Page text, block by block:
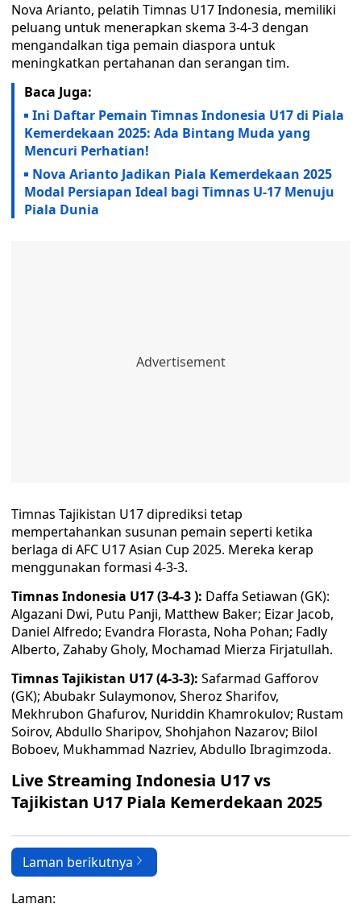
Nova Arianto, pelatih Timnas U17 Indonesia, memiliki
peluang untuk menerapkan skema 3-4-3 dengan
mengandalkan tiga pemain diaspora untuk
meningkatkan pertahanan dan serangan tim.
Baca Juga:
Ini Daftar Pemain Timnas Indonesia U17 di Piala
Kemerdekaan 2025: Ada Bintang Muda yang
Mencuri Perhatian!
Nova Arianto Jadikan Piala Kemerdekaan 2025
Modal Persiapan Ideal bagi Timnas U‑17 Menuju
Piala Dunia
Timnas Tajikistan U17 diprediksi tetap
mempertahankan susunan pemain seperti ketika
berlaga di AFC U17 Asian Cup 2025. Mereka kerap
menggunakan formasi 4-3-3.
Timnas Indonesia U17 (3-4-3 ): Daffa Setiawan (GK):
Algazani Dwi, Putu Panji, Matthew Baker; Eizar Jacob,
Daniel Alfredo; Evandra Florasta, Noha Pohan; Fadly
Alberto, Zahaby Gholy, Mochamad Mierza Firjatullah.
Timnas Tajikistan U17 (4-3-3): Safarmad Gafforov
(GK); Abubakr Sulaymonov, Sheroz Sharifov,
Mekhrubon Ghafurov, Nuriddin Khamrokulov; Rustam
Soirov, Abdullo Sharipov, Shohjahon Nazarov; Bilol
Boboev, Mukhammad Nazriev, Abdullo Ibragimzoda.
Live Streaming Indonesia U17 vs
Tajikistan U17 Piala Kemerdekaan 2025
Laman berikutnya
Laman: